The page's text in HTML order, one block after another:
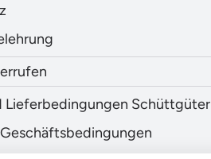
Lieferbedingungen Schüttgüter